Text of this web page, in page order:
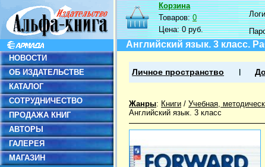
НОВОСТИ
ОБ ИЗДАТЕЛЬСТВЕ
КАТАЛОГ
СОТРУДНИЧЕСТВО
ПРОДАЖА КНИГ
АВТОРЫ
ГАЛЕРЕЯ
МАГАЗИН
Корзина
Товаров:0
Цена:0 руб.
Английский язык. 3 класс.
Личное пространство
Жанры: Книги / Учебная,
Английский язык. 3 класс